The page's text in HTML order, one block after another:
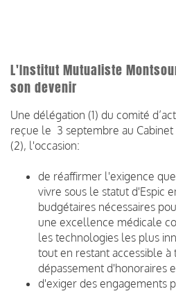
L'Institut Mutualiste
son devenir
Une délégation (1) du comité
reçue le 3 septembre au
(2), l'occasion:
de réaffirmer l'exigence
vivre sous le statut d'Espic
budgétaires nécessaires
une excellence médicale
les technologies les plus
tout en restant accessible à
dépassement d'honoraires
d'exiger des engagements